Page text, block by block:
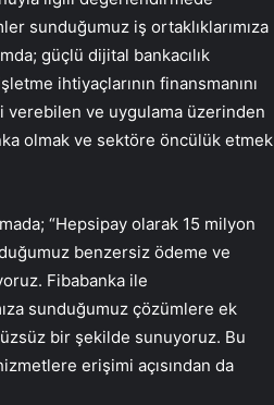
sunduğumuz iş ortaklıklarımıza
güçlü dijital bankacılık
ihtiyaçlarının finansmanını
verebilen ve uygulama üzerinden
olmak ve sektöre öncülük etmek
“Hepsipay olarak 15 milyon
benzersiz ödeme ve
Fibabanka ile
sunduğumuz çözümlere ek
bir şekilde sunuyoruz. Bu
erişimi açısından da